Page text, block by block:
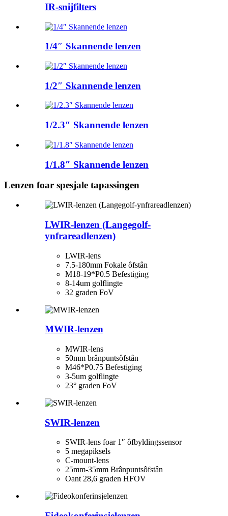
IR-snijfilters
1/4″ Skannende lenzen
1/2″ Skannende lenzen
1/2.3″ Skannende lenzen
1/1.8″ Skannende lenzen
Lenzen foar spesjale tapassingen
LWIR-lenzen (Langegolf-
ynfrareadlenzen)
LWIR-lens
7.5-180mm Fokale ôfstân
M18-19*P0.5 Befestiging
8-14um golflingte
32 graden FoV
MWIR-lenzen
MWIR-lens
50mm brânpuntsôfstân
M46*P0.75 Befestiging
3-5um golflingte
23° graden FoV
SWIR-lenzen
SWIR-lens foar 1″ ôfbyldingssensor
5 megapiksels
C-mount-lens
25mm-35mm Brânpuntsôfstân
Oant 28,6 graden HFOV